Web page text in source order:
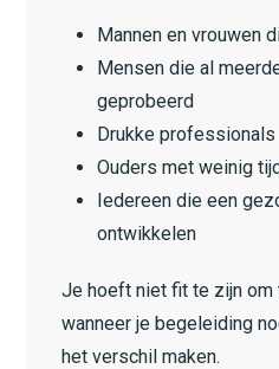
Mannen en vrouwen
Mensen die al
geprobeerd
Drukke professionals
Ouders met weinig
Iedereen die een
ontwikkelen
Je hoeft niet fit te zijn
wanneer je begeleiding
het verschil maken.